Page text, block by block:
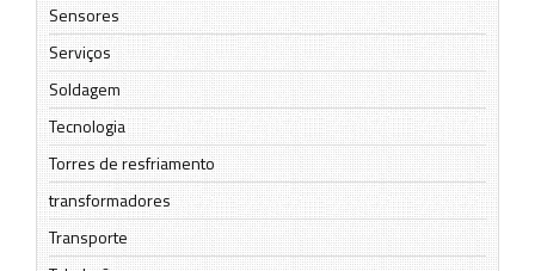
Sensores
Serviços
Soldagem
Tecnologia
Torres de resfriamento
transformadores
Transporte